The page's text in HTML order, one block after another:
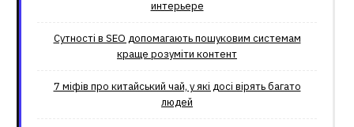
интерьере
Сутності в SEO допомагають пошуковим системам
краще розуміти контент
7 міфів про китайський чай, у які досі вірять багато
людей